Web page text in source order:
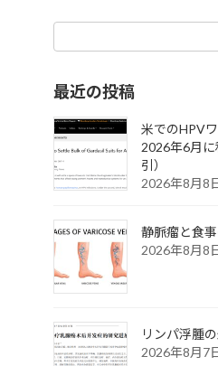
最近の投稿
米でのHPV
2026年6月
引）
2026年8月8
静脈瘤と食
2026年8月8
リンパ浮腫
2026年8月7